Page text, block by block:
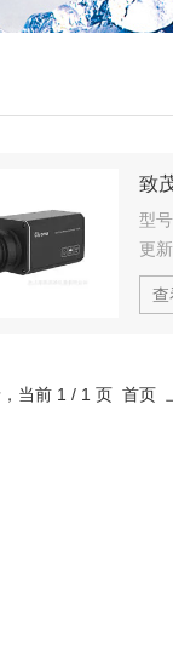
型号
更
查
，当前 1 / 1 页 首页